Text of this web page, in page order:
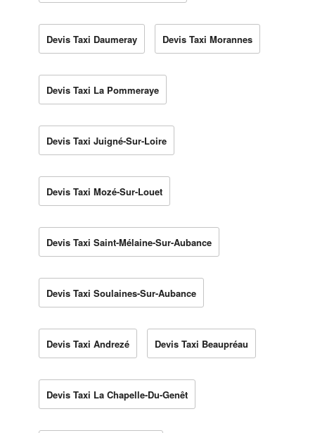
Devis Taxi Daumeray Devis Taxi Morannes
Devis Taxi La Pommeraye
Devis Taxi Juigné-Sur-Loire
Devis Taxi Mozé-Sur-Louet
Devis Taxi Saint-Mélaine-Sur-Aubance
Devis Taxi Soulaines-Sur-Aubance
Devis Taxi Andrezé Devis Taxi Beaupréau
Devis Taxi La Chapelle-Du-Genêt